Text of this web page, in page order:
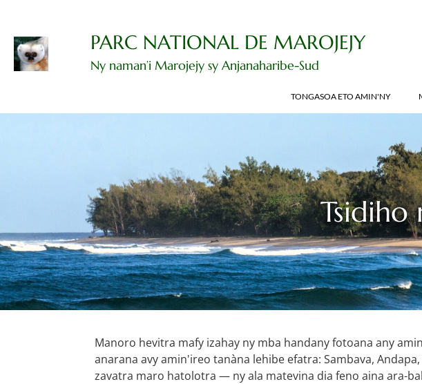
PARC NATIONAL DE MAROJEJY
Ny naman’i Marojejy sy Anjanaharibe-Sud
TONGASOA ETO AMIN'NY
Tsidiho
Manoro hevitra mafy izahay ny mba handany fotoana any
anarana avy amin'ireo tanàna lehibe efatra: Sambava,
zavatra maro hatolotra — ny ala matevina dia feno aina ara-